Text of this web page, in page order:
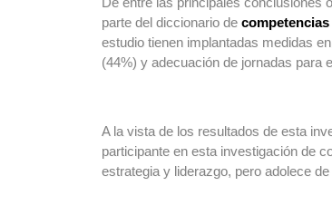
parte del diccionario de competencias
estudio tienen implantadas medidas
(44%) y adecuación de jornadas para
A la vista de los resultados de esta
participante en esta investigación de
estrategia y liderazgo, pero adolece